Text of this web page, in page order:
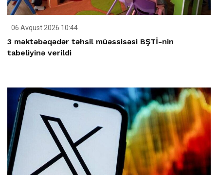
06 Avqust 2026 10:44
3 məktəbəqədər təhsil müəssisəsi BŞTİ-nin
tabeliyinə verildi